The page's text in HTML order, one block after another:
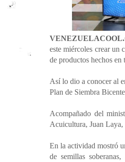
este miércoles crear un
de productos hechos
Así lo dio a conocer al
Plan de Siembra
Acompañado del
Acuicultura, Juan
En la actividad mostró
de semillas